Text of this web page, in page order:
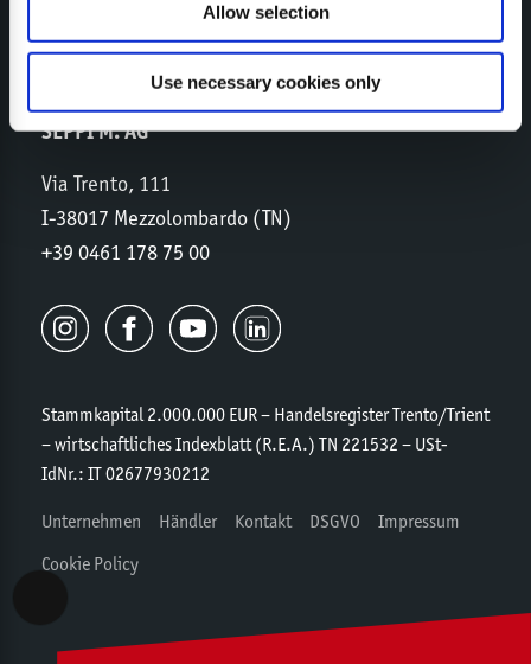
Allow selection
Use necessary cookies only
SEPPI M. AG
Via Trento, 111
I-38017 Mezzolombardo (TN)
+39 0461 178 75 00
Stammkapital 2.000.000 EUR – Handelsregister Trento/Trient
– wirtschaftliches Indexblatt (R.E.A.) TN 221532 – USt-
IdNr.: IT 02677930212
Unternehmen Händler Kontakt DSGVO
Impressum
Cookie Policy